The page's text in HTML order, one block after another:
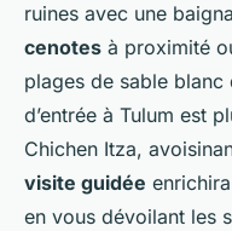
ruines avec une
cenotes à proximité
plages de sable blanc
d’entrée à Tulum est
Chichen Itza,
visite guidée
en vous dévoilant les